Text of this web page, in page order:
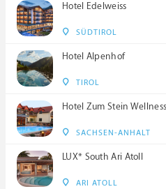
Hotel Edelweiss
SÜDTIROL
Hotel Alpenhof
TIROL
Hotel Zum Stein
SACHSEN-ANHALT
LUX* South Ari Atoll
ARI ATOLL